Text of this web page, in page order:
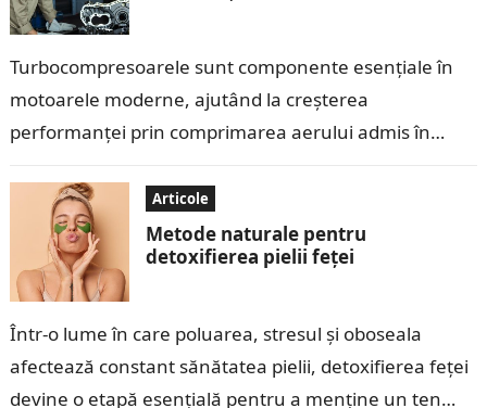
Turbocompresoarele sunt componente esențiale în
motoarele moderne, ajutând la creșterea
performanței prin comprimarea aerului admis în
pe piață au…
Articole
Metode naturale pentru
detoxifierea pielii feței
Într-o lume în care poluarea, stresul și oboseala
afectează constant sănătatea pielii, detoxifierea feței
devine o etapă esențială pentru a menține un ten